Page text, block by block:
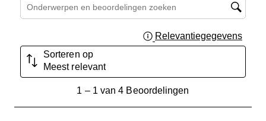
Onderwerpen en beoordelingen zoeken per regio
Relevantiegegevens
Sorteren op
Meest relevant
1 – 1 van 4 Beoordelingen